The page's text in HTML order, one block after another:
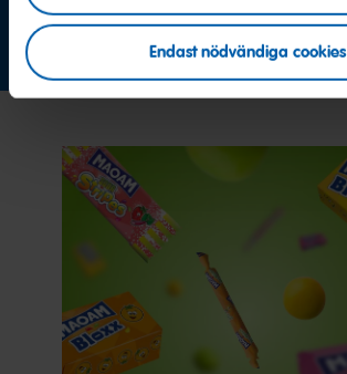
Endast nödvändiga cookies
Kontakta oss nu